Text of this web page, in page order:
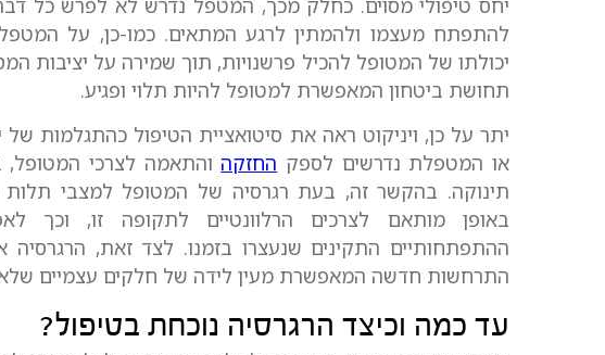
יחס טיפולי מסוים. כחלק מכך, המטפל נדרש לא לפרש כל
להתפתח מעצמו ולהמתין לרגע המתאים. כמו-כן, על
יכולתו של המטופל להכיל פרשנויות, תוך שמירה על יציבות
תחושת ביטחון המאפשרת למטופל להיות תלוי ופגיע.
יתר על כן, ויניקוט ראה את סיטואציית הטיפול כהתגלמות
או המטפלת נדרשים לספק החזקהוהתאמה לצרכי
תינוקה. בהקשר זה, בעת רגרסיה של המטופל למצבי תלות
באופן מותאם לצרכים הרלוונטיים לתקופה זו, וכך
ההתפתחותיים התקינים שנעצרו בזמנו. לצד זאת,
התרחשות חדשה המאפשרת מעין לידה של חלקים עצמיים
עד כמה וכיצד הרגרסיה נוכחת בטיפול?